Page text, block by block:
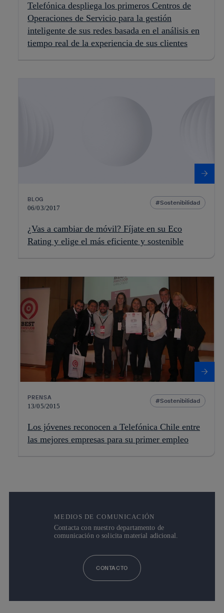
Telefónica despliega los primeros Centros de
Operaciones de Servicio para la gestión
inteligente de sus redes basada en el análisis en
tiempo real de la experiencia de sus clientes
BLOG
06/03/2017
Sostenibilidad
¿Vas a cambiar de móvil? Fíjate en su Eco
Rating y elige el más eficiente y sostenible
PRENSA
13/05/2015
Sostenibilidad
Los jóvenes reconocen a Telefónica Chile entre
las mejores empresas para su primer empleo
MEDIOS DE COMUNICACIÓN
Contacta con nuestro departamento de
comunicación o solicita material adicional.
CONTACTO